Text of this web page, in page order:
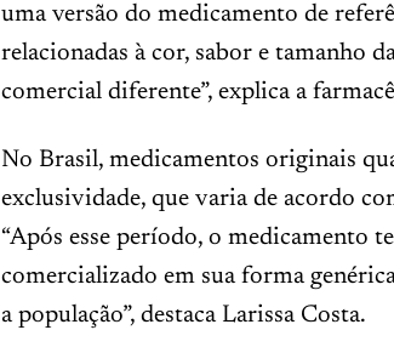
uma versão do medicamento de
relacionadas à cor, sabor e tamanho
comercial diferente”, explica a
No Brasil, medicamentos originais
exclusividade, que varia de acordo
“Após esse período, o medicamento
comercializado em sua forma
a população”, destaca Larissa Costa.